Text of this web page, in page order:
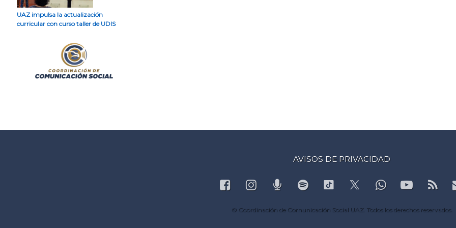
UAZ impulsa la actualización
curricular con curso taller de UDIS
AVISOS DE PRIVACIDAD
Facebook
Instagram
Podcast
Spotify WhatsAppRSS
© Coordinación de Comunicación Social UAZ. Todos los derechos reservados.